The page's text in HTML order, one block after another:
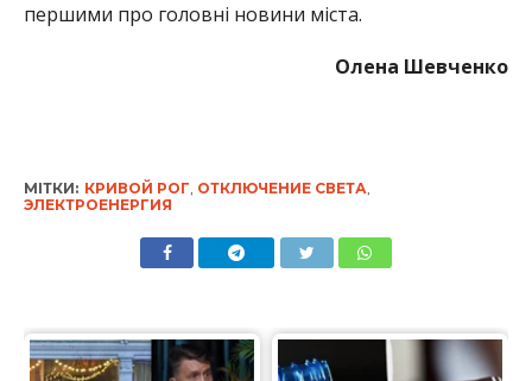
першими про головні новини міста.
Олена Шевченко
МІТКИ: КРИВОЙ РОГ, ОТКЛЮЧЕНИЕ СВЕТА,
ЭЛЕКТРОЕНЕРГИЯ